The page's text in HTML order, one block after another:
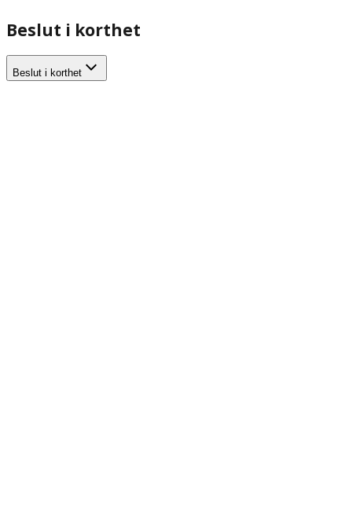
Beslut i korthet
Beslut i korthet